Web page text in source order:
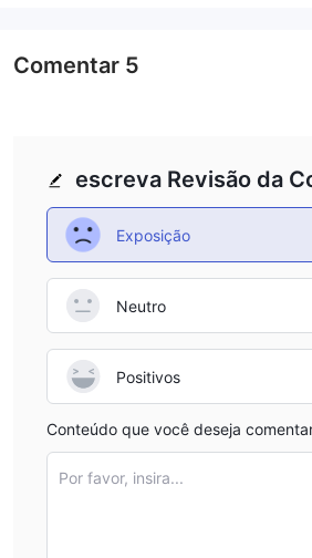
escreva Revisão da
Exposição
Neutro
Positivos
Conteúdo que você deseja
Por favor, insira...
Comentar 5